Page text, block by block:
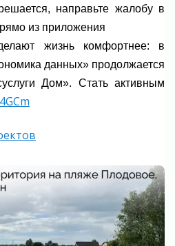
направьте жалобу в
из приложения
жизнь комфортнее: в
данных» продолжается
Дом». Стать активным